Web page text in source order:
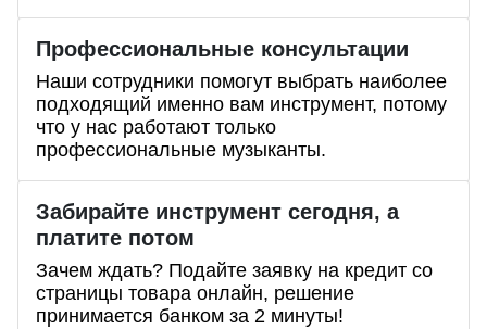
Профессиональные консультации
Наши сотрудники помогут выбрать наиболее
подходящий именно вам инструмент, потому
что у нас работают только
профессиональные музыканты.
Забирайте инструмент сегодня, а
платите потом
Зачем ждать? Подайте заявку на кредит со
страницы товара онлайн, решение
принимается банком за 2 минуты!